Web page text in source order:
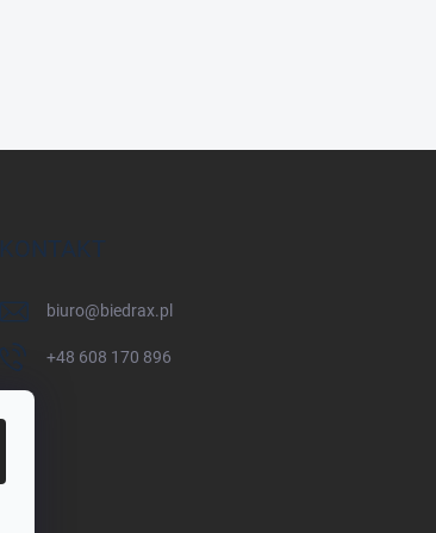
KONTAKT
biuro@biedrax.pl
+48 608 170 896